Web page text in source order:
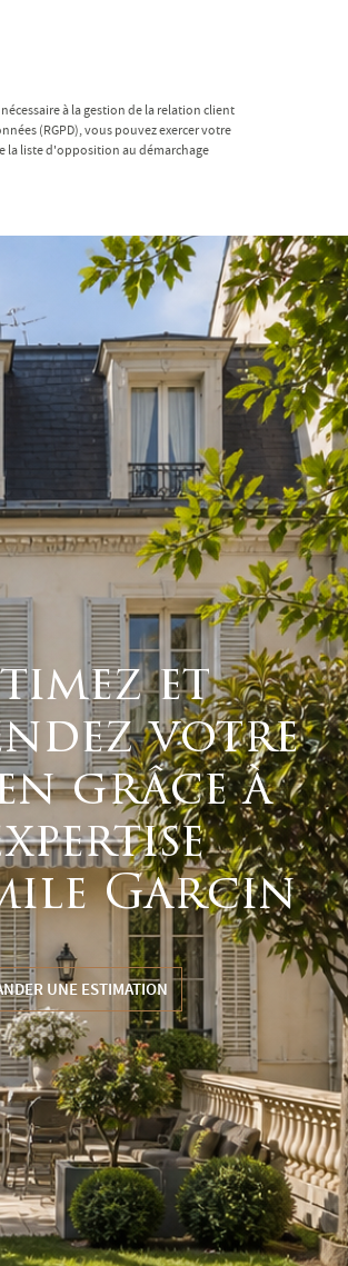
à la gestion de la relation client
(RGPD), vous pouvez exercer votre
la liste d'opposition au démarchage
et
votre
grâce à
Garcin
UNE ESTIMATION